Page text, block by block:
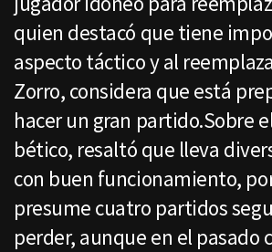
quien destacó que tiene
aspecto táctico y al
Zorro, considera que está
hacer un gran partido.Sobre
bético, resaltó que lleva
con buen funcionamiento,
presume cuatro partidos
perder, aunque en el pasado